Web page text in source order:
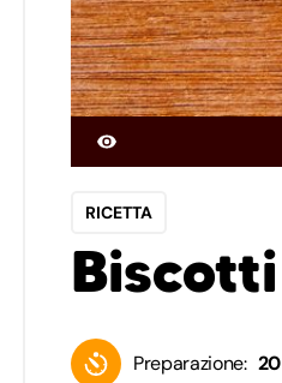
RICETTA
Preparazione: